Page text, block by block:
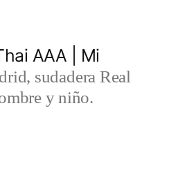
AAA | Mi
sudadera Real
y niño.